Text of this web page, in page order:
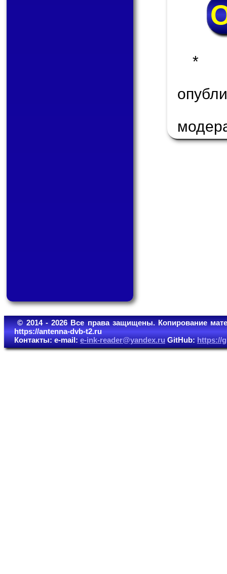
*
© 2014 - 2026 Все права защищены. Копирование
https://antenna-dvb-t2.ru
Контакты: e-mail:e-ink-reader@yandex.ruGitHub:https://